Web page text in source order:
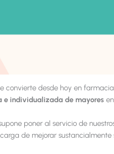
convierte desde hoy en
e individualizada de mayores
poner al servicio de
de mejorar